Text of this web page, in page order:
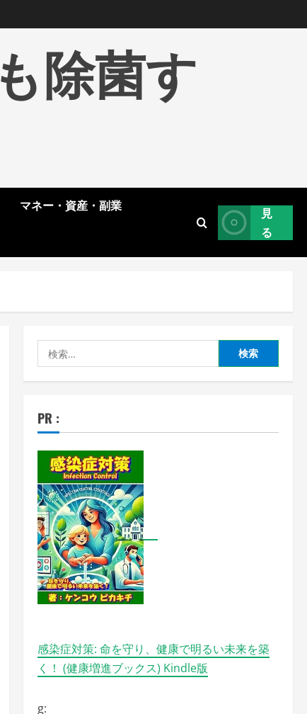
除菌す
マネー・資産・副業
見
る
索:
PR :
感染症対策: 命を守り、健康で明るい未来を築
く！ (健康増進ブックス) Kindle版
g: